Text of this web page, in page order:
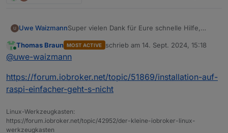
Uwe WaizmannSuper vielen Dank für Eure schnelle Hilfe,
Gibt es einen kleinen Leitfaden wie man
schnell und einfach ein neues System
Ist schon eine nette Weile her als ich das das
letzte mal gemacht habe.
Thomas Braun MOST ACTIVE schrieb am 14. Sept. 2024, 15:18
zuletzt editiert von
@uwe-waizmann
https://forum.iobroker.net/topic/51869/installation-auf-
raspi-einfacher-geht-s-nicht
Linux-Werkzeugkasten:
https://forum.iobroker.net/topic/42952/der-kleine-iobroker-linux-
werkzeugkasten